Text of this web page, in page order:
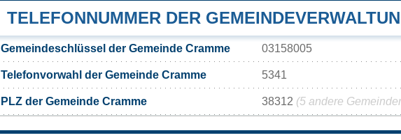
TELEFONNUMMER DER
Gemeindeschlüssel der Gemeinde Cramme 03158005
Telefonvorwahl der Gemeinde Cramme 5341
PLZ der Gemeinde Cramme 38312 (5 andere